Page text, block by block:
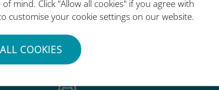
mind. Click "Allow all cookies" if you agree with
customise your cookie settings on our website.
COOKIES
がすごい理由